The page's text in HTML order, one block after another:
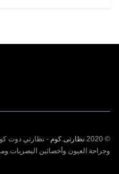
© 2020 نظارتى.كوم - نظارتي دوت
وجراحة العيون وأخصائين البصريات